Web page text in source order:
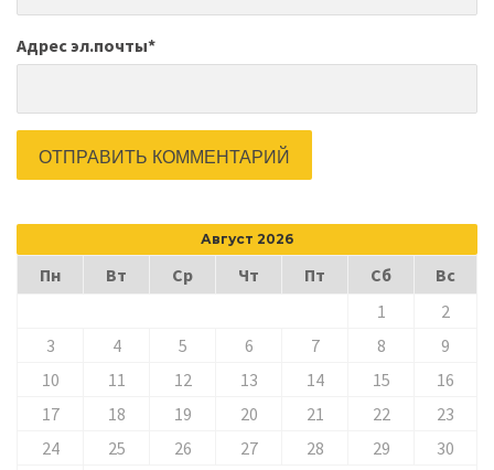
Адрес эл.почты*
Август 2026
Пн Вт Ср Чт Пт Сб
Вс
1
2
3
4 5 6 7 8
9
10
11 12 13 14 15
16
17
18 19 20 21 22
23
24
25 26 27 28 29
30